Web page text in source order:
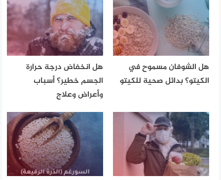
هل الشوفان مسموح في
الكيتو؟ بدائل صحية للكيتو
هل انخفاض درجة حرارة
الجسم خطير؟ أسباب
وأعراض وعلاج